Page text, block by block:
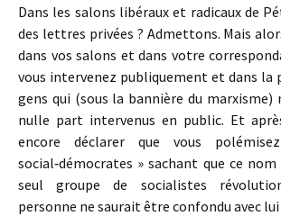
Dans les salons libéraux et radicaux de
des lettres privées ? Admettons. Mais
dans vos salons et dans votre
vous intervenez publiquement et dans la
gens qui (sous la bannière du marxisme)
nulle part intervenus en public. Et
encore déclarer que vous
social‑démocrates » sachant que ce
seul groupe de socialistes
personne ne saurait être confondu avec lui